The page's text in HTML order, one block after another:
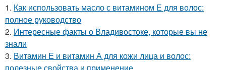
1. Как использовать масло с витамином Е для волос:
полное руководство
2. Интересные факты о Владивостоке, которые вы не
знали
3. Витамин Е и витамин А для кожи лица и волос:
полезные свойства и применение